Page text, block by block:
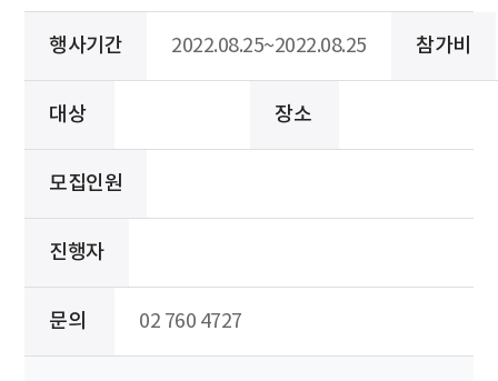
행사기간 2022.08.25~2022.08.25 참가비
대상 장소
모집인원
진행자
문의 02 760 4727